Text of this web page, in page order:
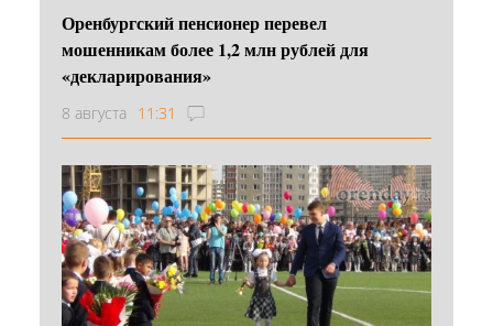
Оренбургский пенсионер перевел
мошенникам более 1,2 млн рублей для
«декларирования»
8 августа 11:31